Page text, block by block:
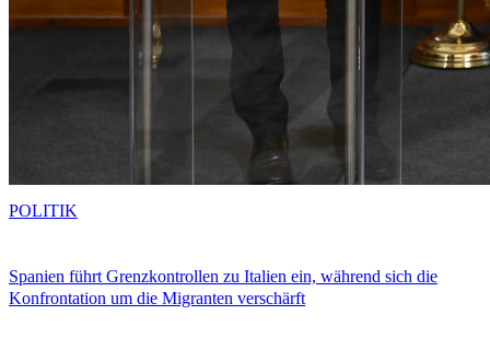
Spanien führt Grenzkontrollen zu Italien ein, während sich die
Konfrontation um die Migranten verschärft
POLITIK